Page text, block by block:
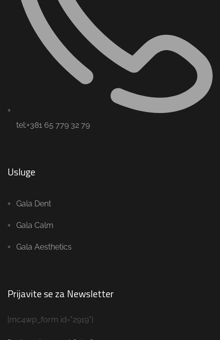
tel:+381 65 779 32 79
Usluge
Gala Dent
Gala Calm
Gala Aesthetics
Prijavite se za Newsletter
[mc4wp_form id="2919"]